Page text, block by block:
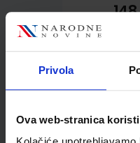
Privola
Ova web-stranica